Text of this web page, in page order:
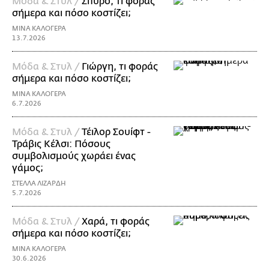
σήμερα και πόσο κοστίζει;
ΜΙΝΑ ΚΑΛΟΓΕΡΑ
13.7.2026
Μόδα & Στυλ / Γιώργη, τι φοράς
σήμερα και πόσο κοστίζει;
ΜΙΝΑ ΚΑΛΟΓΕΡΑ
6.7.2026
Μόδα & Στυλ /Τέιλορ Σουίφτ -
Τράβις Κέλσι: Πόσους
συμβολισμούς χωράει ένας
γάμος;
ΣΤΕΛΛΑ ΛΙΖΑΡΔΗ
5.7.2026
Μόδα & Στυλ /Χαρά, τι φοράς
σήμερα και πόσο κοστίζει;
ΜΙΝΑ ΚΑΛΟΓΕΡΑ
30.6.2026